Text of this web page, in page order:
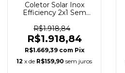
Coletor Solar Inox
Efficiency 2x1 Sem
TERMOMAX
R$1.918,84
R$1.918,84
R$1.669,39 com Pix
12 x de R$159,90 sem juros